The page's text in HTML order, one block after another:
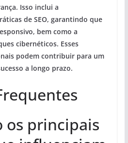
Isso inclui a
de SEO, garantindo que
bem como a
cibernéticos. Esses
podem contribuir para um
a longo prazo.
os principais